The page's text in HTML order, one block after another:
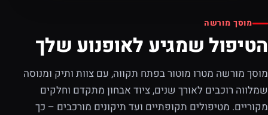
מוסך מורשה
הטיפול שמגיע לאופנוע שלך
מוסך מורשה מטרו מוטור בפתח תקווה, עם צוות ותיק ומנוסה
שמלווה רוכבים לאורך שנים, ציוד אבחון מתקדם וחלקים
מקוריים. מטיפולים תקופתיים ועד תיקונים מורכבים – כך